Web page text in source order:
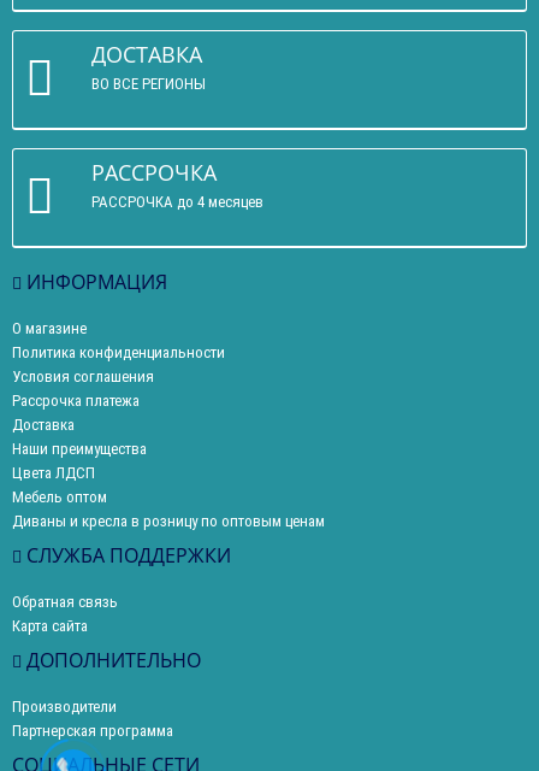
ДОСТАВКА
ВО ВСЕ РЕГИОНЫ
РАССРОЧКА
РАССРОЧКА до 4 месяцев
ИНФОРМАЦИЯ
О магазине
Политика конфиденциальности
Условия соглашения
Рассрочка платежа
Доставка
Наши преимущества
Цвета ЛДСП
Мебель оптом
Диваны и кресла в розницу по оптовым ценам
СЛУЖБА ПОДДЕРЖКИ
Обратная связь
Карта сайта
ДОПОЛНИТЕЛЬНО
Производители
Партнерская программа
СОЦИАЛЬНЫЕ СЕТИ